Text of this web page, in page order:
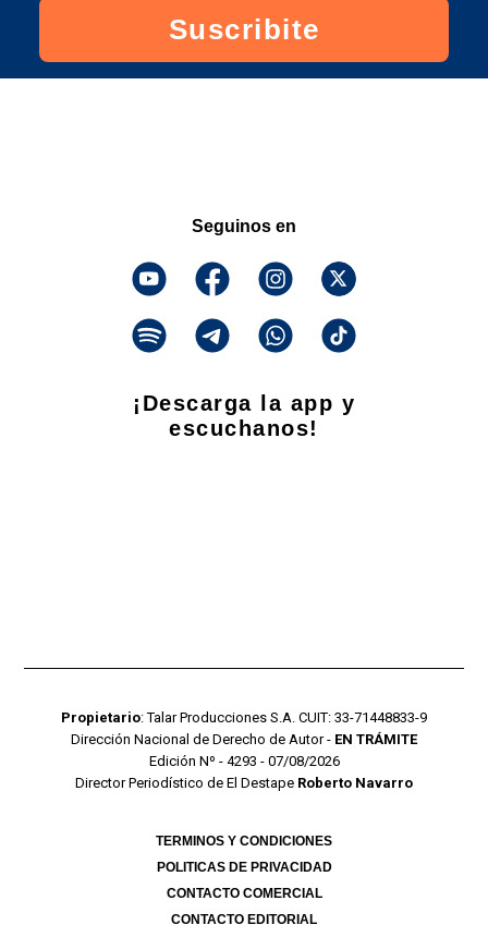
Suscribite
Seguinos en
¡Descarga la app y
escuchanos!
Propietario: Talar Producciones S.A. CUIT: 33-71448833-9
Dirección Nacional de Derecho de Autor - EN TRÁMITE
Edición Nº - 4293 - 07/08/2026
Director Periodístico de El Destape Roberto Navarro
TERMINOS Y CONDICIONES
POLITICAS DE PRIVACIDAD
CONTACTO COMERCIAL
CONTACTO EDITORIAL